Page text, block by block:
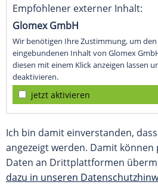
Empfohlener externer Inhalt:
Glomex GmbH
Wir benötigen Ihre Zustimmung, um
eingebundenen Inhalt von Glomex
diesen mit einem Klick anzeigen lassen
deaktivieren.
jetzt aktivieren
Ich bin damit einverstanden,
angezeigt werden. Damit
Daten an Drittplattformen
dazu in unseren